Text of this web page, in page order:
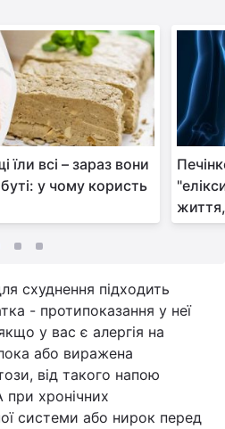
їли всі – зараз вони
у чому користь
схуднення підходить
- протипоказання у неї
у вас є алергія на
або виражена
від такого напою
хронічних
системи або нирок перед